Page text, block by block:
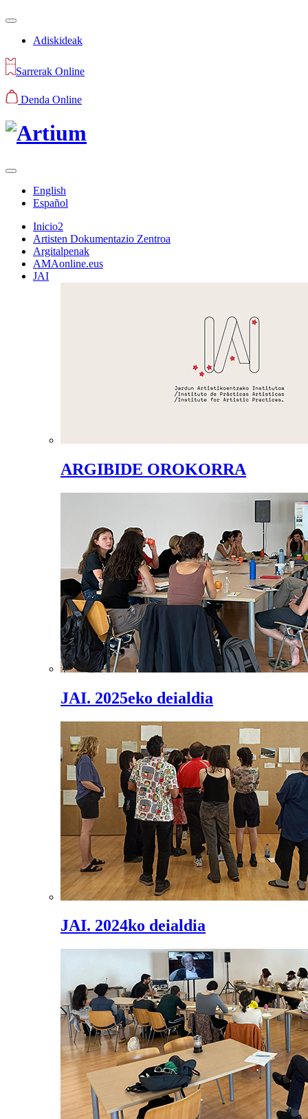
Adiskideak
Sarrerak Online
Denda Online
English
Español
Inicio2
Artisten Dokumentazio Zentroa
Argitalpenak
AMAonline.eus
JAI
ARGIBIDE OROKORRA
JAI. 2025eko deialdia
JAI. 2024ko deialdia